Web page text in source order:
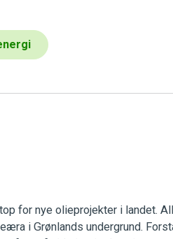
for nye olieprojekter i landet.
i Grønlands undergrund.